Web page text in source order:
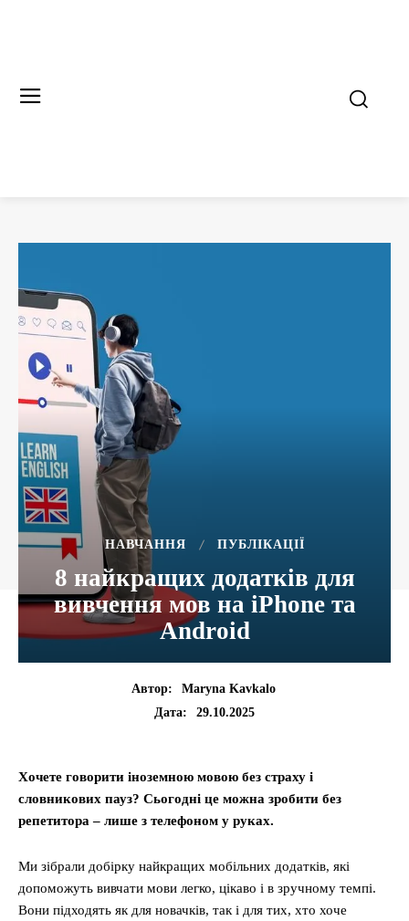
НАВЧАННЯ ПУБЛІКАЦІЇ
8 найкращих додатків для
вивчення мов на iPhone та
Android
Автор:
Maryna Kavkalo
Дата:
29.10.2025
Хочете говорити іноземною мовою без страху і
словникових пауз? Сьогодні це можна зробити без
репетитора – лише з телефоном у руках.
Ми зібрали добірку найкращих мобільних додатків, які
допоможуть вивчати мови легко, цікаво і в зручному темпі.
Вони підходять як для новачків, так і для тих, хто хоче